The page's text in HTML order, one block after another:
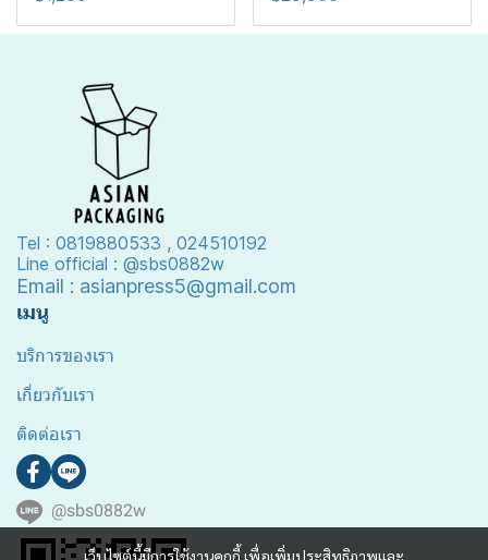
เว็บไซต์นี้มีการใช้งานคุกกี้ เพื่อเพิ่มประสิทธิภาพและ
Tel : 0819880533 , 024510192
Line official : @sbs0882w
Email : asianpress5@gmail.com
เมนู
บริการของเรา
เกี่ยวกับเรา
ติดต่อเรา
@sbs0882w